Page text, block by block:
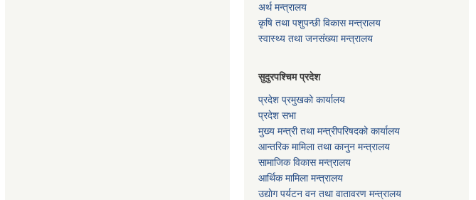
अर्थ मन्त्रालय
कृषि तथा पशुपन्छी विकास मन्त्रालय
स्वास्थ्य तथा जनसंख्या मन्त्रालय
सुदुरपश्चिम प्रदेश
प्रदेश प्रमुखको कार्यालय
प्रदेश सभा
मुख्य मन्त्री तथा मन्त्रीपरिषदको कार्यालय
आन्तरिक मामिला तथा कानुन मन्त्रालय
सामाजिक विकास मन्त्रालय
आर्थिक मामिला मन्त्रालय
उद्याेग पर्यटन वन तथा वातावरण मन्त्रालय